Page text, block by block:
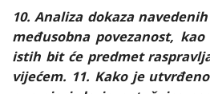
10. Analiza dokaza
međusobna povezanost,
istih bit će predmet
vijećem. 11. Kako je